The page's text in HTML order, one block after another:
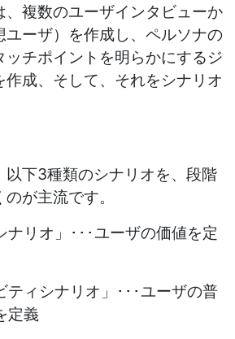
、複数のユーザインタビューか
ユーザ）を作成し、ペルソナの
ッチポイントを明らかにするジ
作成、そして、それをシナリオ
以下3種類のシナリオを、段階
が主流です。
ナリオ」･･･ユーザの価値を定
ティシナリオ」･･･ユーザの普
定義